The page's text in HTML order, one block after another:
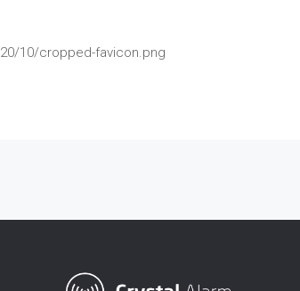
10/cropped-favicon.png